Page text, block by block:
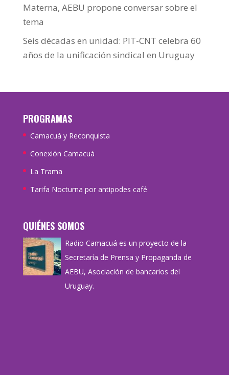
Materna, AEBU propone conversar sobre el
tema
Seis décadas en unidad: PIT-CNT celebra 60
años de la unificación sindical en Uruguay
PROGRAMAS
Camacuá y Reconquista
Conexión Camacuá
La Trama
Tarifa Nocturna por antipodes café
QUIÉNES SOMOS
Radio Camacuá es un proyecto de la
Secretaría de Prensa y Propaganda de
AEBU, Asociación de bancarios del
Uruguay.